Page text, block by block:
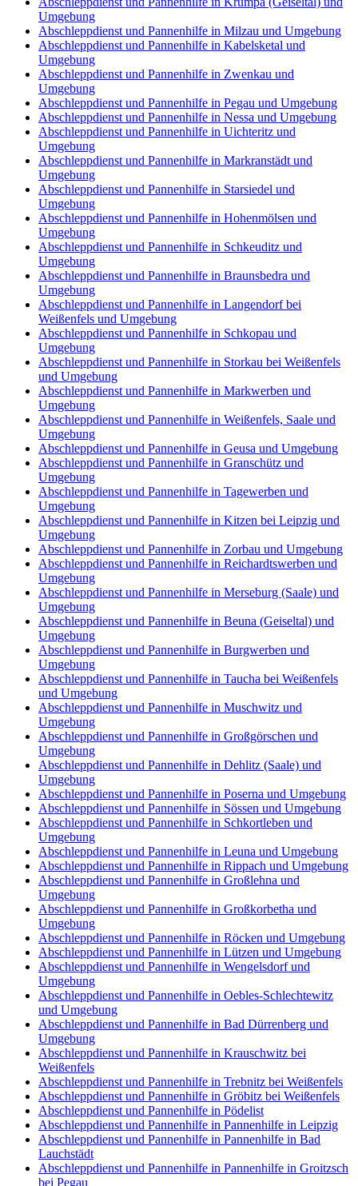
Umgebung
Abschleppdienst und Pannenhilfe in Milzau und Umgebung
Abschleppdienst und Pannenhilfe in Kabelsketal und
Umgebung
Abschleppdienst und Pannenhilfe in Zwenkau und
Umgebung
Abschleppdienst und Pannenhilfe in Pegau und Umgebung
Abschleppdienst und Pannenhilfe in Nessa und Umgebung
Abschleppdienst und Pannenhilfe in Uichteritz und
Umgebung
Abschleppdienst und Pannenhilfe in Markranstädt und
Umgebung
Abschleppdienst und Pannenhilfe in Starsiedel und
Umgebung
Abschleppdienst und Pannenhilfe in Hohenmölsen und
Umgebung
Abschleppdienst und Pannenhilfe in Schkeuditz und
Umgebung
Abschleppdienst und Pannenhilfe in Braunsbedra und
Umgebung
Abschleppdienst und Pannenhilfe in Langendorf bei
Weißenfels und Umgebung
Abschleppdienst und Pannenhilfe in Schkopau und
Umgebung
Abschleppdienst und Pannenhilfe in Storkau bei Weißenfels
und Umgebung
Abschleppdienst und Pannenhilfe in Markwerben und
Umgebung
Abschleppdienst und Pannenhilfe in Weißenfels, Saale und
Umgebung
Abschleppdienst und Pannenhilfe in Geusa und Umgebung
Abschleppdienst und Pannenhilfe in Granschütz und
Umgebung
Abschleppdienst und Pannenhilfe in Tagewerben und
Umgebung
Abschleppdienst und Pannenhilfe in Kitzen bei Leipzig und
Umgebung
Abschleppdienst und Pannenhilfe in Zorbau und Umgebung
Abschleppdienst und Pannenhilfe in Reichardtswerben und
Umgebung
Abschleppdienst und Pannenhilfe in Merseburg (Saale) und
Umgebung
Abschleppdienst und Pannenhilfe in Beuna (Geiseltal) und
Umgebung
Abschleppdienst und Pannenhilfe in Burgwerben und
Umgebung
Abschleppdienst und Pannenhilfe in Taucha bei Weißenfels
und Umgebung
Abschleppdienst und Pannenhilfe in Muschwitz und
Umgebung
Abschleppdienst und Pannenhilfe in Großgörschen und
Umgebung
Abschleppdienst und Pannenhilfe in Dehlitz (Saale) und
Umgebung
Abschleppdienst und Pannenhilfe in Poserna und Umgebung
Abschleppdienst und Pannenhilfe in Sössen und Umgebung
Abschleppdienst und Pannenhilfe in Schkortleben und
Umgebung
Abschleppdienst und Pannenhilfe in Leuna und Umgebung
Abschleppdienst und Pannenhilfe in Rippach und Umgebung
Abschleppdienst und Pannenhilfe in Großlehna und
Umgebung
Abschleppdienst und Pannenhilfe in Großkorbetha und
Umgebung
Abschleppdienst und Pannenhilfe in Röcken und Umgebung
Abschleppdienst und Pannenhilfe in Lützen und Umgebung
Abschleppdienst und Pannenhilfe in Wengelsdorf und
Umgebung
Abschleppdienst und Pannenhilfe in Oebles-Schlechtewitz
und Umgebung
Abschleppdienst und Pannenhilfe in Bad Dürrenberg und
Umgebung
Abschleppdienst und Pannenhilfe in Krauschwitz bei
Weißenfels
Abschleppdienst und Pannenhilfe in Trebnitz bei Weißenfels
Abschleppdienst und Pannenhilfe in Gröbitz bei Weißenfels
Abschleppdienst und Pannenhilfe in Pödelist
Abschleppdienst und Pannenhilfe in Pannenhilfe in Leipzig
Abschleppdienst und Pannenhilfe in Pannenhilfe in Bad
Lauchstädt
Abschleppdienst und Pannenhilfe in Pannenhilfe in Groitzsch
bei Pegau